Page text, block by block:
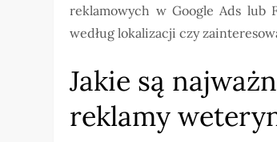
reklamowych w Google Ads lub
według lokalizacji czy
Jakie są
reklamy